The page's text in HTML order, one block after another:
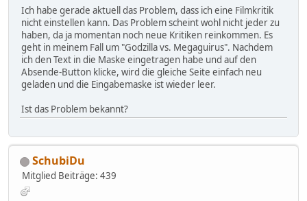
Ich habe gerade aktuell das Problem, dass ich eine Filmkritik
nicht einstellen kann. Das Problem scheint wohl nicht jeder zu
haben, da ja momentan noch neue Kritiken reinkommen. Es
geht in meinem Fall um "Godzilla vs. Megaguirus". Nachdem
ich den Text in die Maske eingetragen habe und auf den
Absende-Button klicke, wird die gleiche Seite einfach neu
geladen und die Eingabemaske ist wieder leer.
Ist das Problem bekannt?
SchubiDu
Mitglied Beiträge: 439